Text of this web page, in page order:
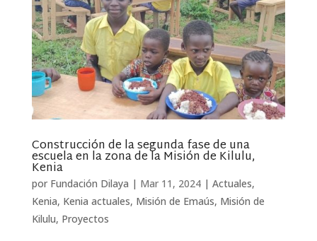
Construcción de la segunda fase de una
escuela en la zona de la Misión de Kilulu,
Kenia
por Fundación Dilaya | Mar 11, 2024| Actuales,
Kenia, Kenia actuales, Misión de Emaús, Misión de
Kilulu, Proyectos